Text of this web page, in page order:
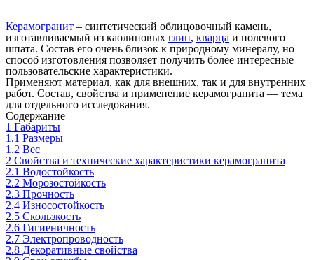
Керамогранит – синтетический облицовочный камень,
изготавливаемый из каолиновых глин, кварца и полевого
шпата. Состав его очень близок к природному минералу, но
способ изготовления позволяет получить более интересные
пользовательские характеристики.
Применяют материал, как для внешних, так и для внутренних
работ. Состав, свойства и применение керамогранита — тема
для отдельного исследования.
Содержание
1 Габариты
1.1 Размеры
1.2 Вес
2 Свойства и технические характеристики керамогранита
2.1 Водостойкость
2.2 Морозостойкость
2.3 Прочность
2.4 Износостойкость
2.5 Скользкость
2.6 Гигиеничность
2.7 Электропроводность
2.8 Декоративные свойства